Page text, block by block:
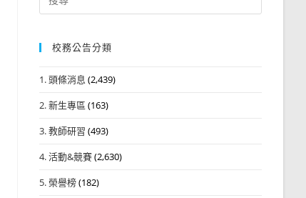
for:
校務公告分類
1. 頭條消息 (2,439)
2. 新生專區 (163)
3. 教師研習 (493)
4. 活動&競賽(2,630)
5. 榮譽榜(182)